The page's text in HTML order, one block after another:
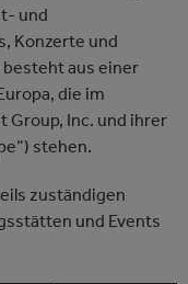
und
Konzerte und
besteht aus einer
die im
Group, Inc. und ihrer
stehen.
zuständigen
und Events